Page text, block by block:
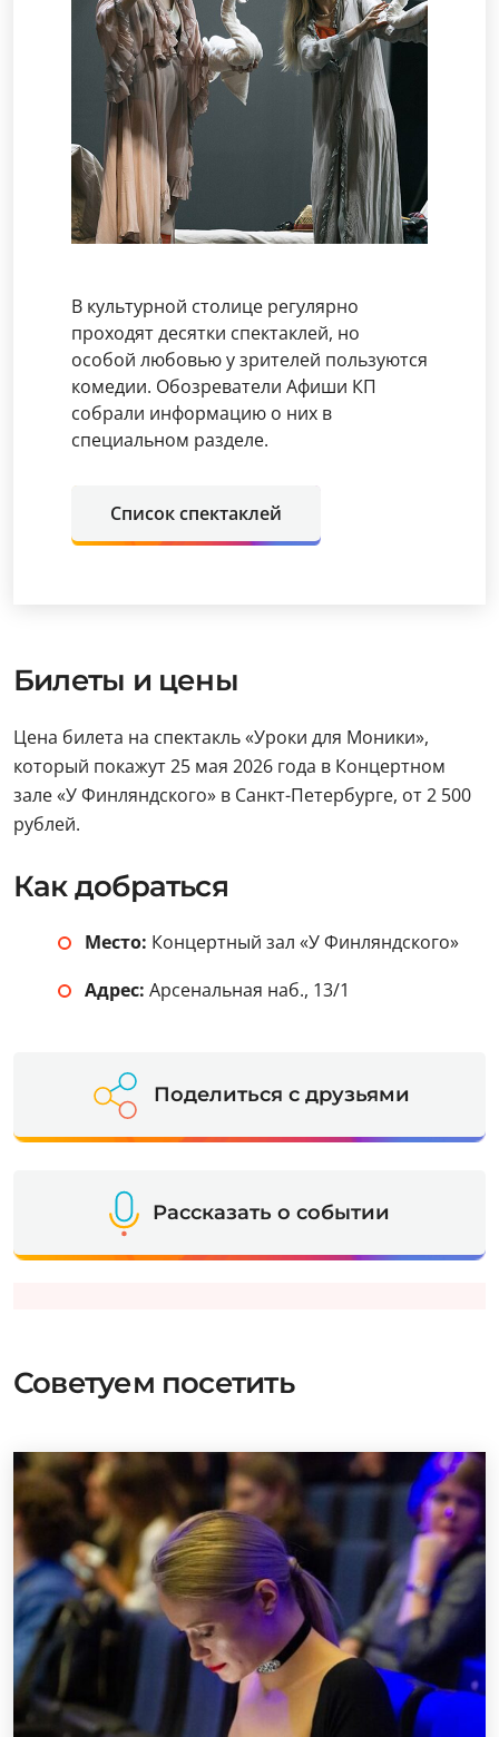
В культурной столице регулярно
проходят десятки спектаклей, но
особой любовью у зрителей пользуются
комедии. Обозреватели Афиши КП
собрали информацию о них в
специальном разделе.
Список спектаклей
Билеты и цены
Цена билета на спектакль «Уроки для Моники»,
который покажут 25 мая 2026 года в Концертном
зале «У Финляндского» в Санкт-Петербурге, от 2 500
рублей.
Как добраться
Место: Концертный зал «У Финляндского»
Адрес: Арсенальная наб., 13/1
Поделиться с друзьями
Рассказать о событии
Советуем посетить